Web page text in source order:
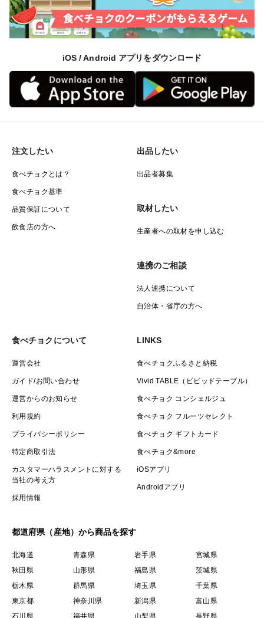
iOS / Android アプリをダウンロード
注文したい
食べチョクとは？
食べチョク基準
品質保証について
飲食店の方へ
出品したい
出品者募集
取材したい
生産者への取材を申し込む
連携のご相談
法人連携について
自治体・省庁の方へ
食べチョクについて
運営会社
ガイド/お問い合わせ
運営からのお知らせ
利用規約
プライバシーポリシー
特定商取引法
カスタマーハラスメントに対する
当社の考え方
採用情報
LINKS
食べチョクふるさと納税
Vivid TABLE（ビビッドテーブル）
食べチョク コンシェルジュ
食べチョク フルーツセレクト
食べチョク ギフトカード
食べチョク&more
iOSアプリ
Androidアプリ
都道府県（産地）から商品を探す
北海道 青森県 岩手県
宮城県
秋田県
山形県 福島県
茨城県
栃木県
群馬県 埼玉県
千葉県
東京都
神奈川県 新潟県
富山県
石川県
福井県 山梨県 長野県